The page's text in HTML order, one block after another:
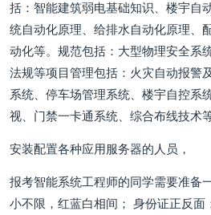
括：智能建筑弱电基础知识、楼宇自
统自动化原理、给排水自动化原理、
动化等。规范包括：大型物理安全系
法规等项目管理包括：火灾自动报警
系统、停车场管理系统、楼宇自控系
视、门禁一卡通系统、综合布线技术
安装配置各种应用服务器的人员，
报考智能系统工程师的同学需要准备
小不限，红蓝白相间； 身份证正反面